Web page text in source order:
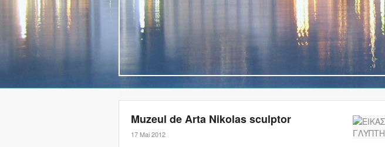
Muzeul de Arta Nikolas sculptor
17 Mai 2012